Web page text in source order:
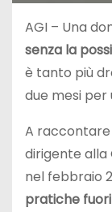
AGI – Una
senza la
è tanto più
due mesi per
A raccontare
dirigente alla
nel febbraio
pratiche